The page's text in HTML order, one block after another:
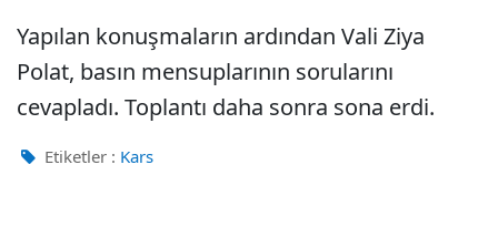
Yapılan konuşmaların ardından Vali Ziya
Polat, basın mensuplarının sorularını
cevapladı. Toplantı daha sonra sona erdi.
Etiketler : Kars